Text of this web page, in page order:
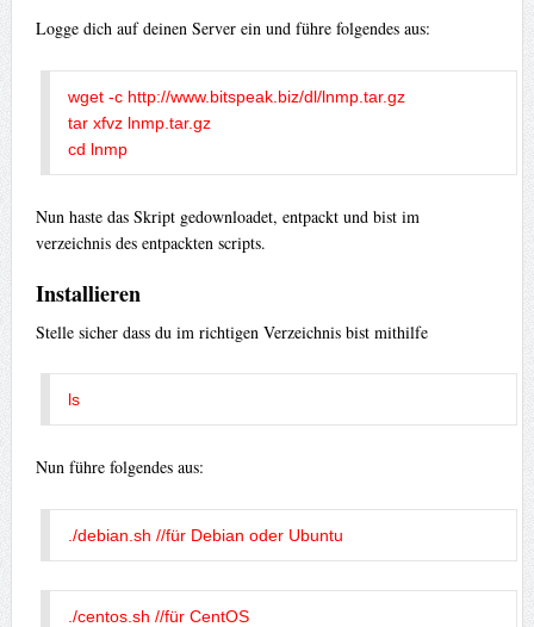
Logge dich auf deinen Server ein und führe folgendes aus:
wget -c http://www.bitspeak.biz/dl/lnmp.tar.gz
tar xfvz lnmp.tar.gz
cd lnmp
Nun haste das Skript gedownloadet, entpackt und bist im
verzeichnis des entpackten scripts.
Installieren
Stelle sicher dass du im richtigen Verzeichnis bist mithilfe
ls
Nun führe folgendes aus:
./debian.sh //für Debian oder Ubuntu
./centos.sh //für CentOS